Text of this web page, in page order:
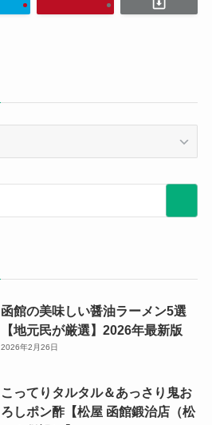
函館の美味しい醤油ラーメン5選
【地元民が厳選】2026年最新版
2026年2月26日
こってりタルタル＆あっさり鬼お
ろしポン酢【松屋 函館鍛治店（松